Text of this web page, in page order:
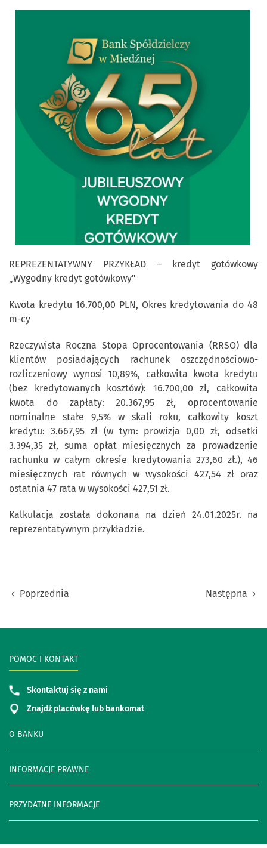
REPREZENTATYWNY PRZYKŁAD – kredyt gotówkowy
„Wygodny kredyt gotówkowy"
Kwota kredytu 16.700,00 PLN, Okres kredytowania do 48
m-cy
Rzeczywista Roczna Stopa Oprocentowania (RRSO) dla
klientów posiadających rachunek oszczędnościowo-
rozliczeniowy wynosi 10,89%, całkowita kwota kredytu
(bez kredytowanych kosztów): 16.700,00 zł, całkowita
kwota do zapłaty: 20.367,95 zł, oprocentowanie
nominalne stałe 9,5% w skali roku, całkowity koszt
kredytu: 3.667,95 zł (w tym: prowizja 0,00 zł, odsetki
3.394,35 zł, suma opłat miesięcznych za prowadzenie
rachunku w całym okresie kredytowania 273,60 zł.), 46
miesięcznych rat równych w wysokości 427,54 zł oraz
ostatnia 47 rata w wysokości 427,51 zł.
Kalkulacja została dokonana na dzień 24.01.2025r. na
reprezentatywnym przykładzie.
Poprzednia Następna
O BANKU
INFORMACJE PRAWNE
PRZYDATNE INFORMACJE
POMOC I KONTAKT
Skontaktuj się z nami
Znajdź placówkę lub bankomat